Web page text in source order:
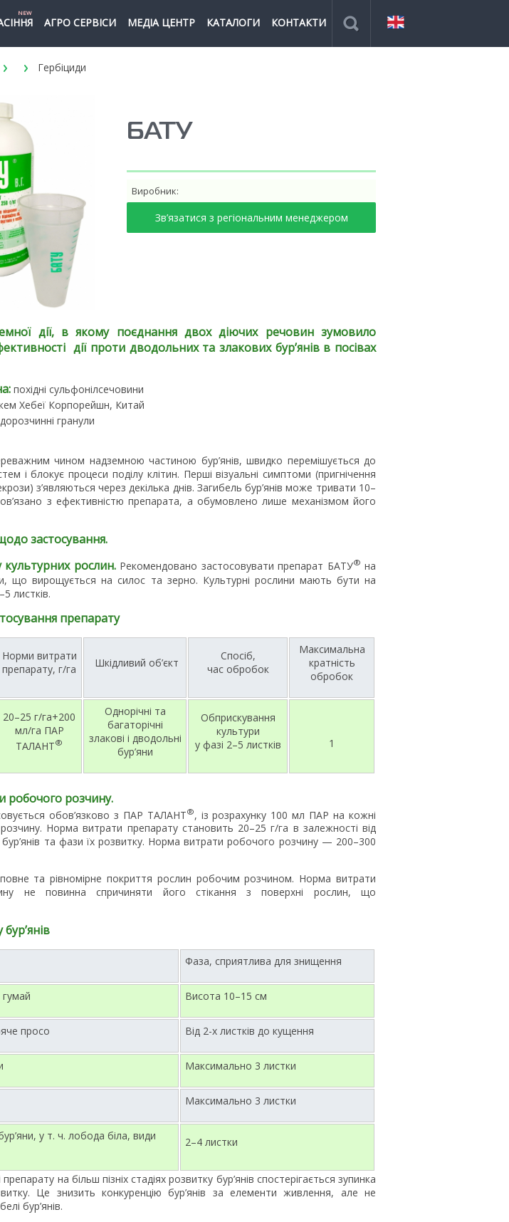
NEW
АГРО СЕРВІСИ МЕДІА ЦЕНТР КАТАЛОГИ КОНТАКТИ
Гербіциди
БАТУ
Виробник:
Зв’язатися з регіональним менеджером
дії, в якому поєднання двох діючих речовин зумовило
дії проти дводольних та злакових бур’янів в посівах
похідні сульфонілсечовини
Хебеї Корпорейшн, Китай
гранули
чином надземною частиною бур’янів, швидко перемішується до
і блокує процеси поділу клітин. Перші візуальні симптоми (пригнічення
з’являються через декілька днів. Загибель бур’янів може тривати 10–
з ефективністю препарата, а обумовлено лише механізмом його
застосування.
рослин.Рекомендовано застосовувати препарат БАТУ® на
що вирощується на силос та зерно. Культурні рослини мають бути на
листків.
препарату
Норми витрати
препарату, г/га
Шкідливий об’єкт
Спосіб,
час обробок
Максимальна
кратність
обробок
20–25 г/га+200
мл/га ПАР
ТАЛАНТ®
Однорічні та
багаторічні
злакові і дводольні
бур’яни
Обприскування
культури
у фазі 2–5 листків
1
робочого розчину.
обов’язково з ПАР ТАЛАНТ®, із розрахунку 100 мл ПАР на кожні
Норма витрати препарату становить 20–25 г/га в залежності від
та фази їх розвитку. Норма витрати робочого розчину — 200–300
та рівномірне покриття рослин робочим розчином. Норма витрати
не повинна спричиняти його стікання з поверхні рослин, що
Фаза, сприятлива для знищення
гумай Висота 10–15 см
просо Від 2-х листків до кущення
Максимально 3 листки
Максимально 3 листки
у т. ч. лобода біла, види
2–4 листки
на більш пізніх стадіях розвитку бур’янів спостерігається зупинка
Це знизить конкуренцію бур’янів за елементи живлення, але не
бур’янів.